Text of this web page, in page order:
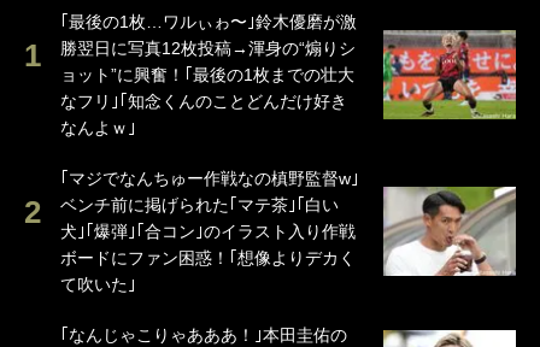
｢最後の1枚…ワルぃゎ〜｣鈴木優磨が激
勝翌日に写真12枚投稿→渾身の“煽りシ
ョット”に興奮！｢最後の1枚までの壮大
なフリ｣｢知念くんのことどんだけ好き
なんよｗ｣
｢マジでなんちゅー作戦なの槙野監督w｣
ベンチ前に掲げられた｢マテ茶｣｢白い
犬｣｢爆弾｣｢合コン｣のイラスト入り作戦
ボードにファン困惑！｢想像よりデカく
て吹いた｣
｢なんじゃこりゃあああ！｣本田圭佑の